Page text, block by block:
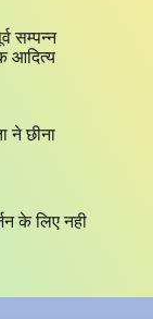
सम्पन्न
आदित्य
ने छीना
के लिए नही